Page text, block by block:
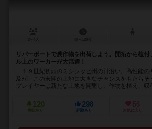
リバーボートで農作物を出荷しよう。開拓から植付
ル上のワーカーが大活躍！
１９世紀初頭のミシシッピ州の川沿い。高性能の
及が、この未開の土地に大きなチャンスをもたらそ
プレイヤーは新たな土地を開墾し、作物を植え、収
120
興味あり
298
経験あり
56
お気に入り